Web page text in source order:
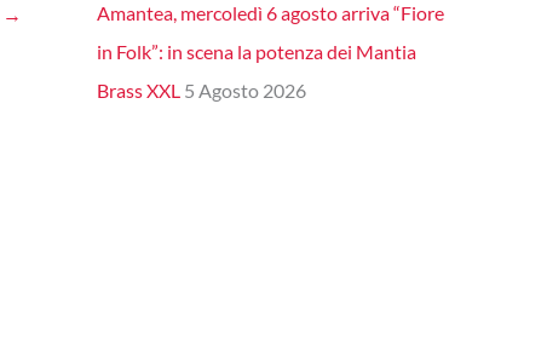
→
Amantea, mercoledì 6 agosto arriva “Fiore
in Folk”: in scena la potenza dei Mantia
Brass XXL 5 Agosto 2026